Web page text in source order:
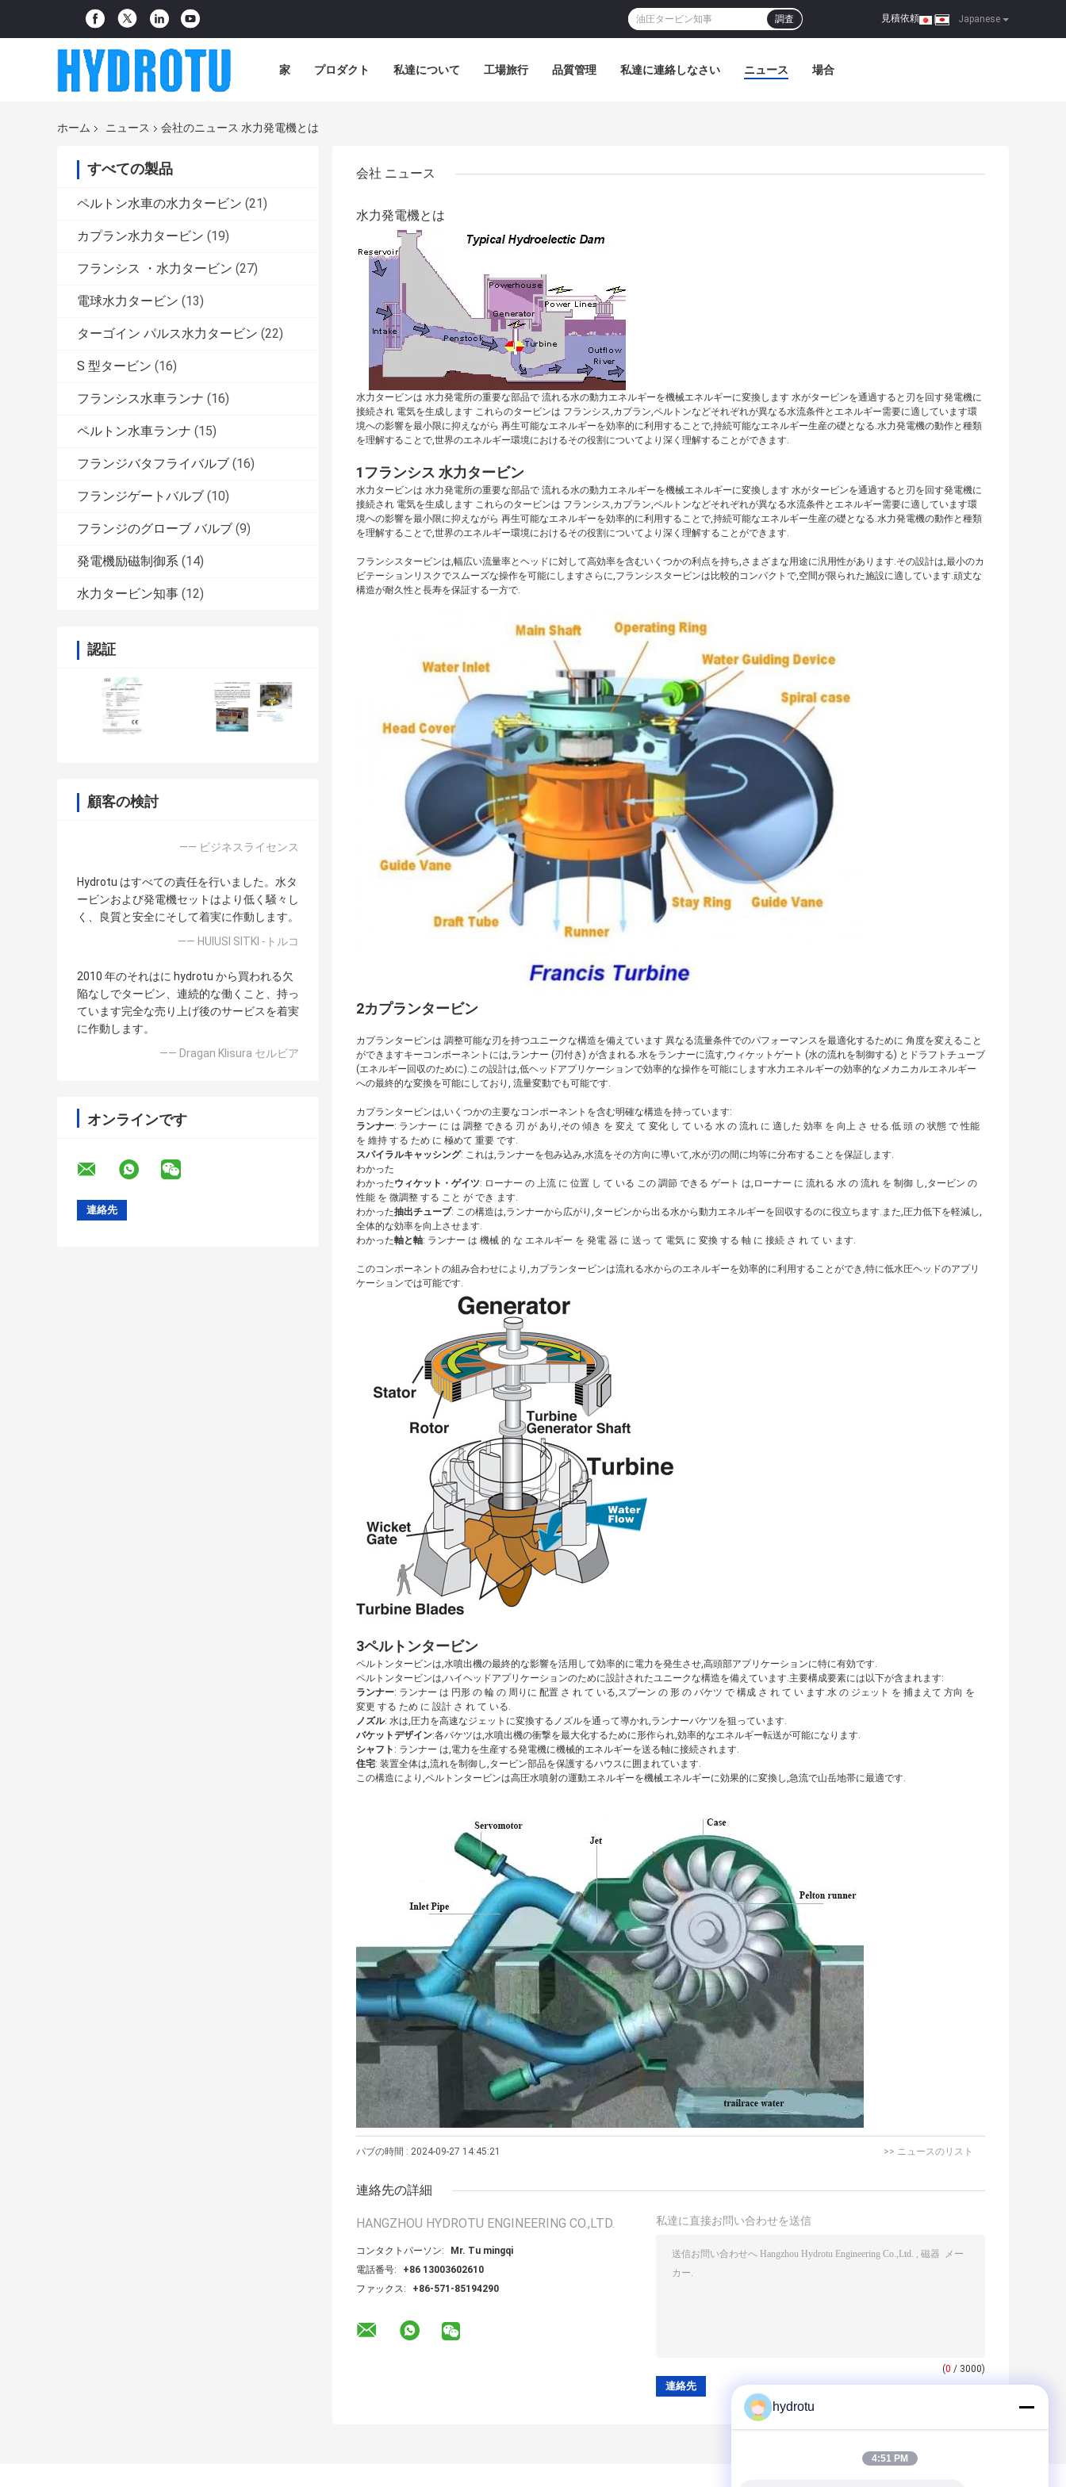
Japanese
見積依頼 |
調査
家 プロダクト 私達について 工場旅行 品質管理 私達に連絡しなさい ニュース 場合
ホーム ニュース 会社のニュース 水力発電機とは
すべての製品
ペルトン水車の水力タービン (21)
カプラン水力タービン (19)
フランシス ・水力タービン (27)
電球水力タービン (13)
ターゴイン パルス水力タービン (22)
S 型タービン (16)
フランシス水車ランナ (16)
ペルトン水車ランナ (15)
フランジバタフライバルブ (16)
フランジゲートバルブ (10)
フランジのグローブ バルブ (9)
発電機励磁制御系 (14)
水力タービン知事 (12)
認証
顧客の検討
—— ビジネスライセンス
Hydrotu はすべての責任を行いました。水タ
ービンおよび発電機セットはより低く騒々し
く、良質と安全にそして着実に作動します。
—— HUlUSI SITKI -トルコ
2010 年のそれはに hydrotu から買われる欠
陥なしでタービン、連続的な働くこと、持っ
ています完全な売り上げ後のサービスを着実
に作動します。
—— Dragan Klisura セルビア
オンラインです
会社 ニュース
水力発電機とは
水力タービンは 水力発電所の重要な部品で 流れる水の動力エネルギーを機械エネルギーに変換します 水がタービンを通過すると刃を回す発電機に
接続され 電気を生成します これらのタービンは フランシス,カプラン,ペルトンなどそれぞれが異なる水流条件とエネルギー需要に適しています環
境への影響を最小限に抑えながら 再生可能なエネルギーを効率的に利用することで,持続可能なエネルギー生産の礎となる.水力発電機の動作と種類
を理解することで,世界のエネルギー環境におけるその役割についてより深く理解することができます.
1フランシス 水力タービン
水力タービンは 水力発電所の重要な部品で 流れる水の動力エネルギーを機械エネルギーに変換します 水がタービンを通過すると刃を回す発電機に
接続され 電気を生成します これらのタービンは フランシス,カプラン,ペルトンなどそれぞれが異なる水流条件とエネルギー需要に適しています環
境への影響を最小限に抑えながら 再生可能なエネルギーを効率的に利用することで,持続可能なエネルギー生産の礎となる.水力発電機の動作と種類
を理解することで,世界のエネルギー環境におけるその役割についてより深く理解することができます.
フランシスタービンは,幅広い流量率とヘッドに対して高効率を含むいくつかの利点を持ち,さまざまな用途に汎用性があります.その設計は,最小のカ
ビテーションリスクでスムーズな操作を可能にしますさらに,フランシスタービンは比較的コンパクトで,空間が限られた施設に適しています.頑丈な
構造が耐久性と長寿を保証する一方で.
2カプランタービン
カプランタービンは 調整可能な刃を持つユニークな構造を備えています 異なる流量条件でのパフォーマンスを最適化するために 角度を変えること
ができますキーコンポーネントには,ランナー (刃付き) が含まれる.水をランナーに流す,ウィケットゲート (水の流れを制御する) とドラフトチューブ
(エネルギー回収のために).この設計は,低ヘッドアプリケーションで効率的な操作を可能にします水力エネルギーの効率的なメカニカルエネルギー
への最終的な変換を可能にしており, 流量変動でも可能です.
カプランタービンは,いくつかの主要なコンポーネントを含む明確な構造を持っています:
ランナー: ランナー に は 調整 できる 刃 が あり,その 傾き を 変え て 変化 し て いる 水 の 流れ に 適した 効率 を 向上 さ せる.低 頭 の 状態 で 性能
を 維持 する ため に 極めて 重要 です.
スパイラルキャッシング: これは,ランナーを包み込み,水流をその方向に導いて,水が刃の間に均等に分布することを保証します.
わかった
わかったウィケット・ゲイツ: ローナー の 上流 に 位置 し て いる この 調節 できる ゲート は,ローナー に 流れる 水 の 流れ を 制御 し,タービン の
性能 を 微調整 する こと が でき ます.
わかった抽出チューブ: この構造は,ランナーから広がり,タービンから出る水から動力エネルギーを回収するのに役立ちます.また,圧力低下を軽減し,
全体的な効率を向上させます.
わかった軸と軸: ランナー は 機械 的 な エネルギー を 発電 器 に 送っ て 電気 に 変換 する 軸 に 接続 さ れ て い ます.
このコンポーネントの組み合わせにより,カプランタービンは流れる水からのエネルギーを効率的に利用することができ,特に低水圧ヘッドのアプリ
ケーションでは可能です.
3ペルトンタービン
ペルトンタービンは,水噴出機の最終的な影響を活用して効率的に電力を発生させ,高頭部アプリケーションに特に有効です.
ペルトンタービンは,ハイヘッドアプリケーションのために設計されたユニークな構造を備えています.主要構成要素には以下が含まれます:
ランナー: ランナー は 円形 の 輪 の 周りに 配置 さ れ て いる,スプーン の 形 の バケツ で 構成 さ れ て い ます.水 の ジェット を 捕まえて 方向 を
変更 する ため に 設計 さ れ て いる.
ノズル: 水は,圧力を高速なジェットに変換するノズルを通って導かれ,ランナーバケツを狙っています.
バケットデザイン:各バケツは,水噴出機の衝撃を最大化するために形作られ,効率的なエネルギー転送が可能になります.
シャフト : ランナー は,電力を生産する発電機に機械的エネルギーを送る軸に接続されます.
住宅: 装置全体は,流れを制御し,タービン部品を保護するハウスに囲まれています.
この構造により,ペルトンタービンは高圧水噴射の運動エネルギーを機械エネルギーに効果的に変換し,急流で山岳地帯に最適です.
パブの時間 : 2024-09-27 14:45:21 >> ニュースのリスト
連絡先の詳細
HANGZHOU HYDROTU ENGINEERING CO.,LTD.
コンタクトパーソン:
Mr. Tu mingqi
電話番号:
+86 13003602610
ファックス:
+86-571-85194290
私達に直接お問い合わせを送信
(0 / 3000)
hydrotu
4:51 PM